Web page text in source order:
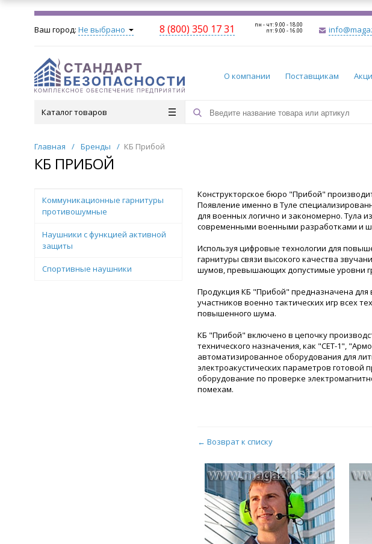
Ваш город: Не выбрано 8 (800) 350 17 31 пн - чт: 9.00 - 18.00
пт: 9.00 - 16.00
О компании Поставщикам
Каталог товаров
Главная / Бренды / КБ Прибой
КБ ПРИБОЙ
Коммуникационные гарнитуры
противошумные
Наушники с функцией активной
защиты
Спортивные наушники
Конструкторское бюро "Прибой"
Появление именно в Туле
для военных логично и закономерно. Тула
современными военными разработками и
Используя цифровые технологии для
гарнитуры связи высокого качества
шумов, превышающих допустимые уровни
Продукция КБ "Прибой" предназначена
участников военно тактических игр всех
повышенного шума.
КБ "Прибой" включено в цепочку
технического назначения, как "СЕТ-1",
автоматизированное оборудования для
электроакустических параметров готовой
оборудование по проверке
помехам.
← Возврат к списку